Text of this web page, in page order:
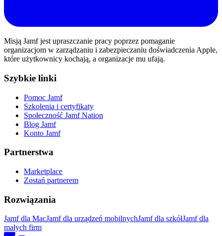
Misją Jamf jest upraszczanie pracy poprzez pomaganie
organizacjom w zarządzaniu i zabezpieczaniu doświadczenia Apple,
które użytkownicy kochają, a organizacje mu ufają.
Szybkie linki
Pomoc Jamf
Szkolenia i certyfikaty
Społeczność Jamf Nation
Blog Jamf
Konto Jamf
Partnerstwa
Marketplace
Zostań partnerem
Rozwiązania
Jamf dla MacJamf dla urządzeń mobilnychJamf dla szkółJamf dla
małych firm